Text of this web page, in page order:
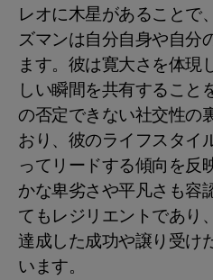
レオに木星があることで
ズマンは自分自身や自分
ます。彼は寛大さを体現
しい瞬間を共有すること
の否定できない社交性の
おり、彼のライフスタイ
ってリードする傾向を反
かな卑劣さや平凡さも容
てもレジリエントであり
達成した成功や譲り受け
います。